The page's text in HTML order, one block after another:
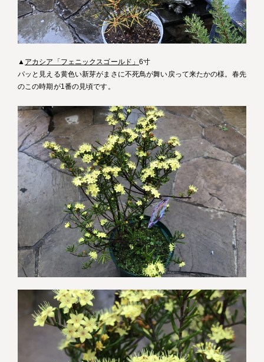
▲ アカシア「フェニックスゴールド」6寸
パッと見える黄色い新芽がまさに不死鳥が舞い戻って来たかの様。春先
のこの時期が1番の見頃です。